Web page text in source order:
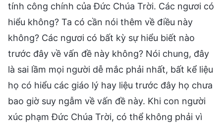
tính công chính của Đức Chúa Trời. Các ngươi có
hiểu không? Ta có cần nói thêm về điều này
không? Các ngươi có bất kỳ sự hiểu biết nào
trước đây về vấn đề này không? Nói chung, đây
là sai lầm mọi người dễ mắc phải nhất, bất kể liệu
họ có hiểu các giáo lý hay liệu trước đây họ chưa
bao giờ suy ngẫm về vấn đề này. Khi con người
xúc phạm Đức Chúa Trời, có thể không phải vì